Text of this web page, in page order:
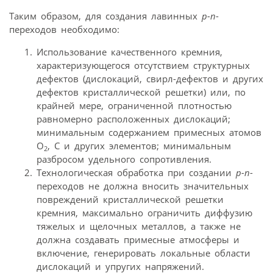
Таким образом, для создания лавинных p-n-
переходов необходимо:
Использование качественного кремния,
характеризующегося отсутствием структурных
дефектов (дислокаций, свирл-дефектов и других
дефектов кристаллической решетки) или, по
крайней мере, ограниченной плотностью
равномерно расположенных дислокаций;
минимальным содержанием примесных атомов
О2, С и других элементов; минимальным
разбросом удельного сопротивления.
Технологическая обработка при создании p-n-
переходов не должна вносить значительных
повреждений кристаллической решетки
кремния, максимально ограничить диффузию
тяжелых и щелочных металлов, а также не
должна создавать примесные атмосферы и
включение, генерировать локальные области
дислокаций и упругих напряжений.